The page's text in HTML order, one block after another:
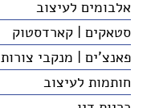
אלבומים לעיצוב
סטאקים | קארדסטוק
פאנצ'ים | מנקבי צורות
חותמות לעיצוב